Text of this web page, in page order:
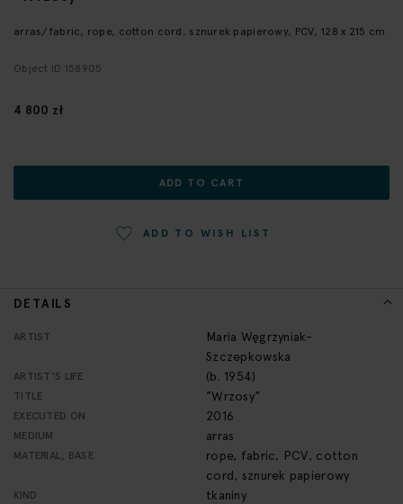
beginning
the
gallery
DETAILS
More
ARTIST
Maria Węgrzyniak-
Szczepkowska
ARTIST'S LIFE (b. 1954)
TITLE "Wrzosy"
EXECUTED ON 2016
MEDIUM arras
MATERIAL, BASE
rope, fabric, PCV, cotton
cord, sznurek papierowy
KIND tkaniny
arras/fabric, rope, cotton cord, sznurek papierowy, PCV, 128 x 215 cm
Object ID 158905
4 800 zł
ADD TO CART
ADD TO WISH LIST